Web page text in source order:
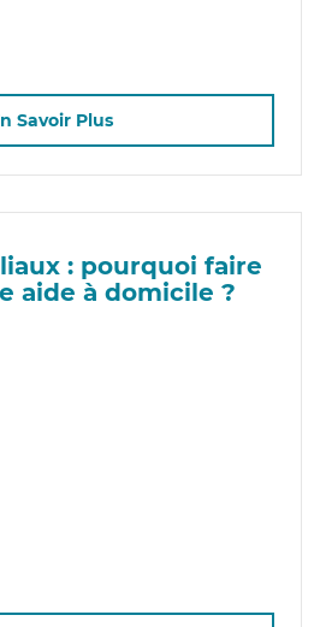
Savoir Plus
: pourquoi faire
aide à domicile ?